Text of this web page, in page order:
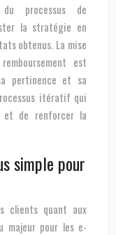
processus de
la stratégie en
obtenus. La mise
est
pertinence et sa
itératif qui
et de renforcer la
simple pour
clients quant aux
majeur pour les e-